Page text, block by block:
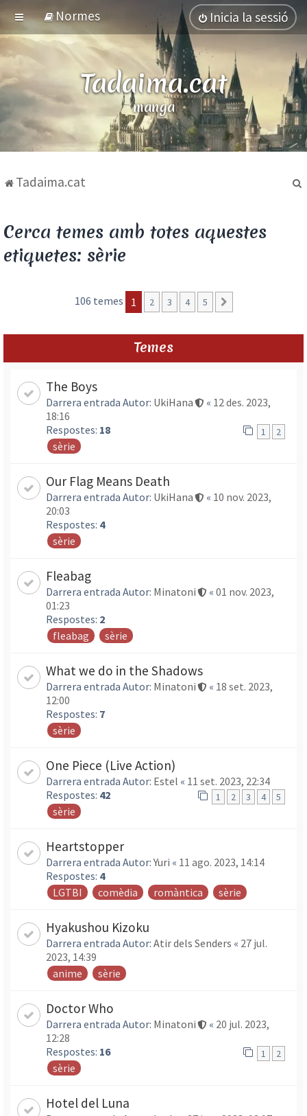
Normes Inicia la sessió
Tadaima.cat
manga
Tadaima.cat
Cerca temes amb totes aquestes
etiquetes: sèrie
106 temes 1 2 3 4 5
Temes
The Boys
Darrera entrada Autor: UkiHana « 12 des. 2023,
18:16
Respostes: 18 1 2
sèrie
Our Flag Means Death
Darrera entrada Autor: UkiHana « 10 nov. 2023,
20:03
Respostes: 4
sèrie
Fleabag
Darrera entrada Autor: Minatoni « 01 nov. 2023,
01:23
Respostes: 2
fleabag
sèrie
What we do in the Shadows
Darrera entrada Autor: Minatoni « 18 set. 2023,
12:00
Respostes: 7
sèrie
One Piece (Live Action)
Darrera entrada Autor: Estel « 11 set. 2023, 22:34
Respostes: 42 1 2 3 4 5
sèrie
Heartstopper
Darrera entrada Autor:Yuri « 11 ago. 2023, 14:14
Respostes: 4
LGTBI
comèdia romàntica sèrie
Hyakushou Kizoku
Darrera entrada Autor: Atir dels Senders « 27 jul.
2023, 14:39
anime
sèrie
Doctor Who
Darrera entrada Autor: Minatoni « 20 jul. 2023,
12:28
Respostes: 16 1 2
sèrie
Hotel del Luna